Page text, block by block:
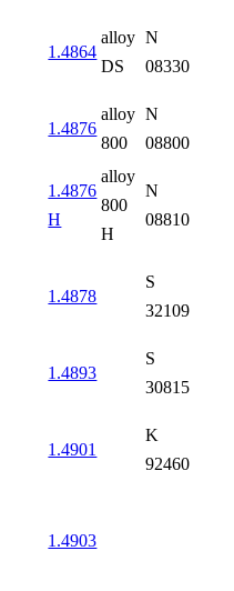
1.4864
alloy
DS
N
08330
1.4876
alloy
800
N
08800
1.4876
H
alloy
800
H
N
08810
1.4878
S
32109
1.4893
S
30815
1.4901
K
92460
1.4903